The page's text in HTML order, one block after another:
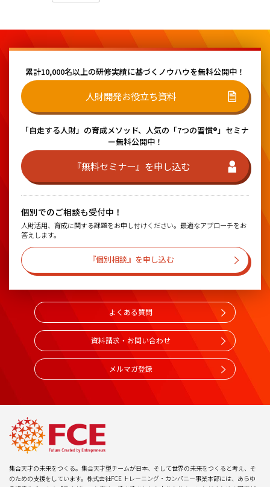
累計10,000名以上の研修実績に基づく ノウハウを無料公開中！
人財開発お役立ち資料
「自走する人財」の育成メソッド、 人気の「7つの習慣®」セミナ
ー無料公開中！
『無料セミナー』を申し込む
個別でのご相談も受付中！
人財活用、育成に関する課題をお申し付けください。最適なアプローチをお
答えします。
『個別相談』を申し込む
よくある質問
資料請求・お問い合わせ
メルマガ登録
集合天才の未来をつくる。集合天才型チームが日本、そして世界の未来をつくると考え、そ
のための支援をしています。株式会社FCE トレーニング・カンパニー事業本部には、あらゆ